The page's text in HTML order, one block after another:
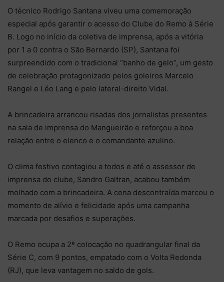
O técnico Rodrigo Santana viveu uma comemoração
especial após garantir o acesso do Clube do Remo à Série
B. Logo no início da coletiva de imprensa, após a vitória
por 1 a 0 contra o São Bernardo (SP), Santana foi
surpreendido com o tradicional “banho de gelo”, um gesto
de celebração protagonizado pelos goleiros Marcelo
Rangel e Léo Lang e pelo lateral-direito Vidal.
A brincadeira arrancou risadas dos jornalistas presentes
na sala de imprensa do Mangueirão e reforçou a boa
relação entre o elenco e o comandante azulino.
O clima festivo contagiou a todos e até o assessor de
imprensa do clube, Sandro Galtran, acabou também
molhado com a brincadeira. A cena descontraída marcou o
momento de alívio e felicidade após uma campanha
marcada por desafios e superações.
O Remo ocupa a 2ª colocação no quadrangular final da
Série C, com 9 pontos, empatado com o Volta Redonda
(RJ), que leva vantagem no saldo de gols.